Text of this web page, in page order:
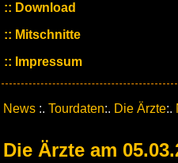
Download
Mitschnitte
Impressum
News :. Tourdaten:. Die Ärzte:.
Die Ärzte am